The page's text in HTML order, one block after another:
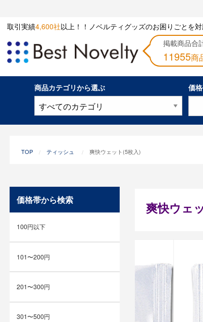
取引実績4,600社以上！！ノベルティグッズのお困りごとを
掲載商品合
11955商
商品カテゴリから選ぶ
価
TOP ティッシュ 爽快ウェット(5枚入)
爽快ウェ
価格帯から検索
100円以下
101〜200円
201〜300円
301〜500円